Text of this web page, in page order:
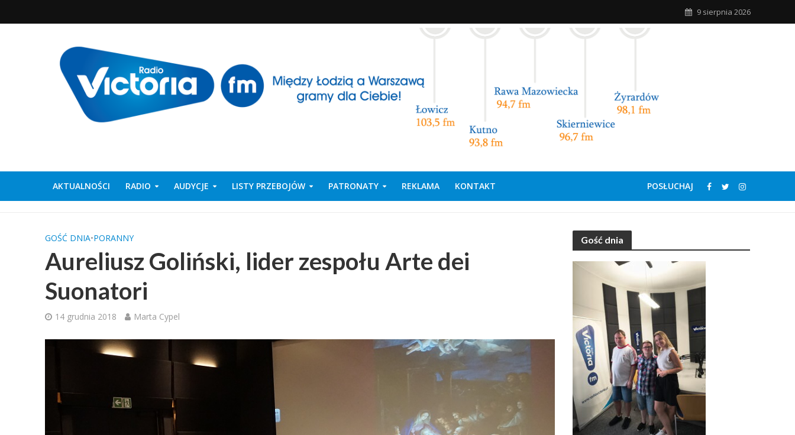
9 sierpnia 2026
AKTUALNOŚCI RADIO AUDYCJE LISTY PRZEBOJÓW PATRONATY REKLAMA KONTAKT POSŁUCHAJ
GOŚĆ DNIA•PORANNY
Aureliusz Goliński, lider zespołu Arte dei
Suonatori
14 grudnia 2018 Marta Cypel
Gość dnia